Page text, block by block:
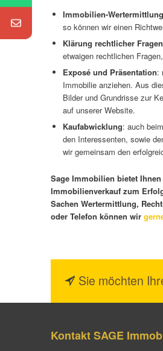
Immobilien-
so können wir einen
Klärung rechtlicher
etwaigen rechtlichen
Exposé und Präsentation:
Immobilie anziehen. Aus
Bilder und Grundrisse zur
auf unserer Website.
Kaufabwicklung: auch
den Interessenten, sowie
wir gemeinsam den
Sage Immobilien bietet
Immobilienverkauf zum
Sachen Wertermittlung,
oder Telefon können wir
Sie möchten
Kontakt SAGE